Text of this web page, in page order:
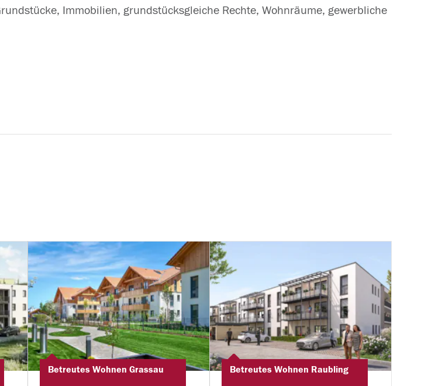
Immobilien, grundstücksgleiche Rechte, Wohnräume, gewerbliche
Betreutes Wohnen Grassau Betreutes Wohnen Raubling